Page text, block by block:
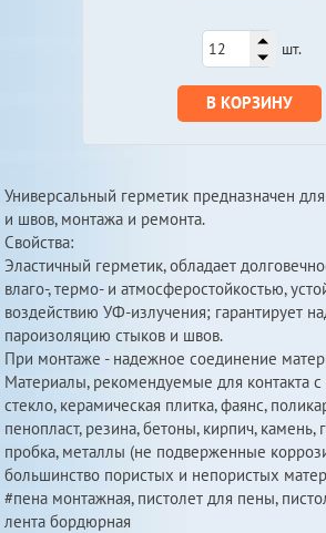
шт.
В КОРЗИНУ
Универсальный герметик предназначен
и швов, монтажа и ремонта.
Свойства:
Эластичный герметик, обладает
влаго-, термо- и атмосферостойкостью,
воздействию УФ-излучения; гарантирует
пароизоляцию стыков и швов.
При монтаже - надежное соединение
Материалы, рекомендуемые для контакта
стекло, керамическая плитка, фаянс,
пенопласт, резина, бетоны, кирпич, камень,
пробка, металлы (не подверженные
большинство пористых и непористых
#пена монтажная, пистолет для пены,
лента бордюрная